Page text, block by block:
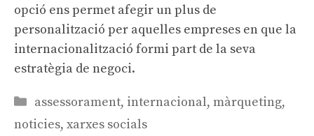
opció ens permet afegir un plus de
personalització per aquelles empreses en que la
internacionalització formi part de la seva
estratègia de negoci.
Categories
assessorament, internacional, màrqueting,
noticies, xarxes socials